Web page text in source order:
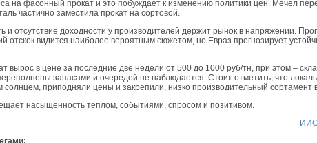
на фасонный прокат и это побуждает к изменению политики цен. Мечел
частично заместила прокат на сортовой.
и отсутствие доходности у производителей держит рынок в напряжении.
отскок видится наиболее вероятным сюжетом, но Евраз прогнозирует
вырос в цене за последние две недели от 500 до 1000 руб/тн, при этом –
запасами и очередей не наблюдается. Стоит отметить, что
солнцем, приподняли цены и закрепили, низко производительный сортамент
насыщенность теплом, событиями, спросом и позитивом.